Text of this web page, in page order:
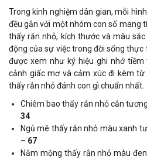
Trong kinh nghiệm dân gian, mỗi
đều gắn với một nhóm con số mang
thấy rắn nhỏ, kích thước và màu
động của sự việc trong đời sống thực
được xem như ký hiệu ghi nhớ tiềm
cảnh giấc mơ và cảm xúc đi kèm
thấy rắn nhỏ đánh con gì chuẩn nhất.
Chiêm bao thấy rắn nhỏ cắn
34
Ngủ mê thấy rắn nhỏ màu xanh
– 67
Nằm mộng thấy rắn nhỏ màu